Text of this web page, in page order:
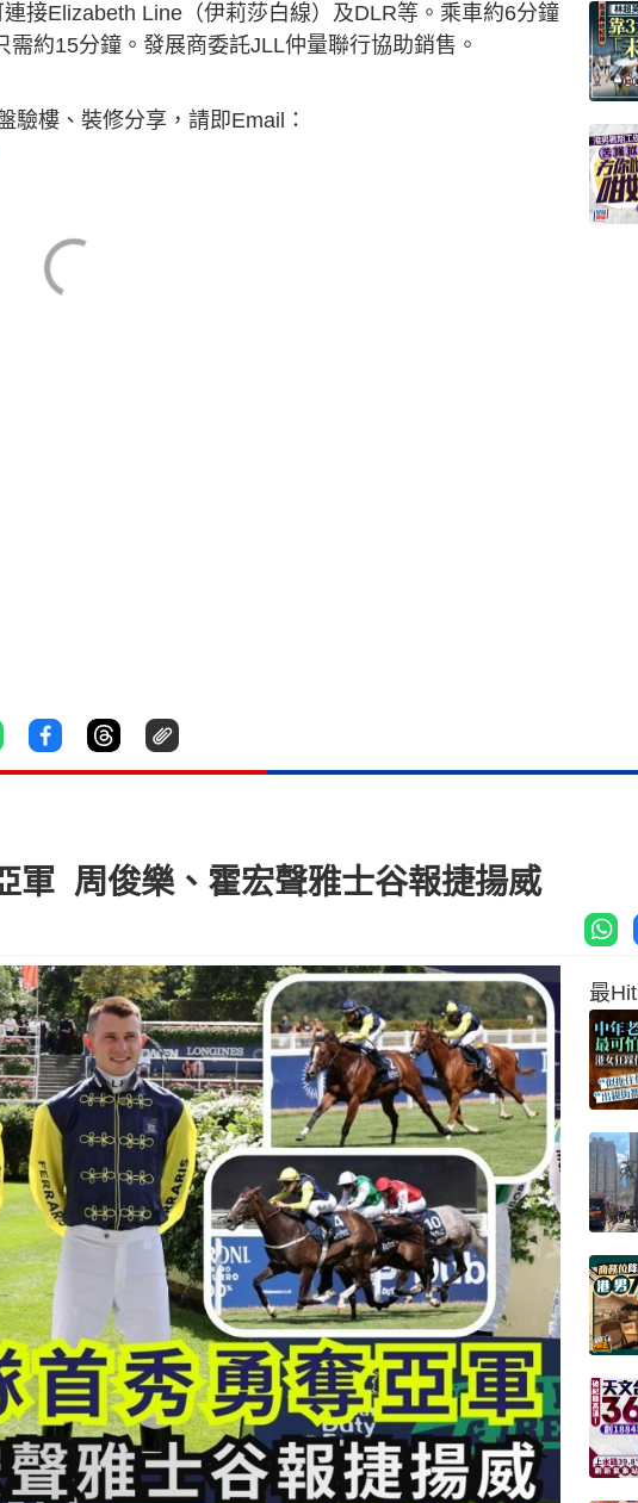
接Elizabeth Line（伊莉莎白線）及DLR等。乘車約6分鐘
約15分鐘。發展商委託JLL仲量聯行協助銷售。
驗樓、裝修分享，請即Email：
軍 周俊樂、霍宏聲雅士谷報捷揚威
最Hit